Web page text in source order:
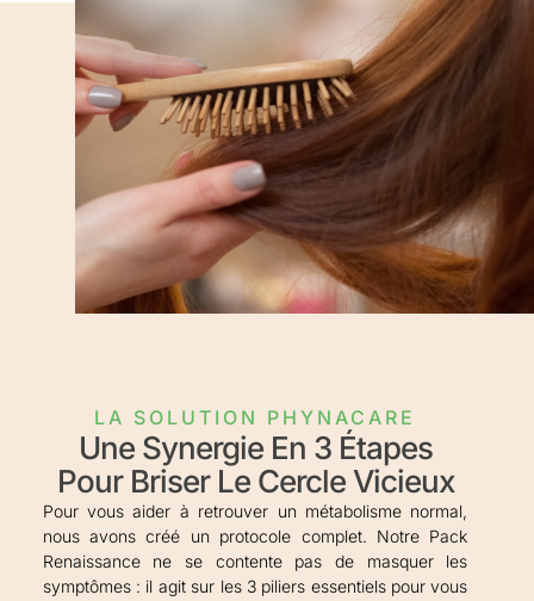
LA SOLUTION PHYNACARE
Une Synergie En 3 Étapes
Pour Briser Le Cercle Vicieux
Pour vous aider à retrouver un métabolisme normal,
nous avons créé un protocole complet. Notre Pack
Renaissance ne se contente pas de masquer les
symptômes : il agit sur les 3 piliers essentiels pour vous